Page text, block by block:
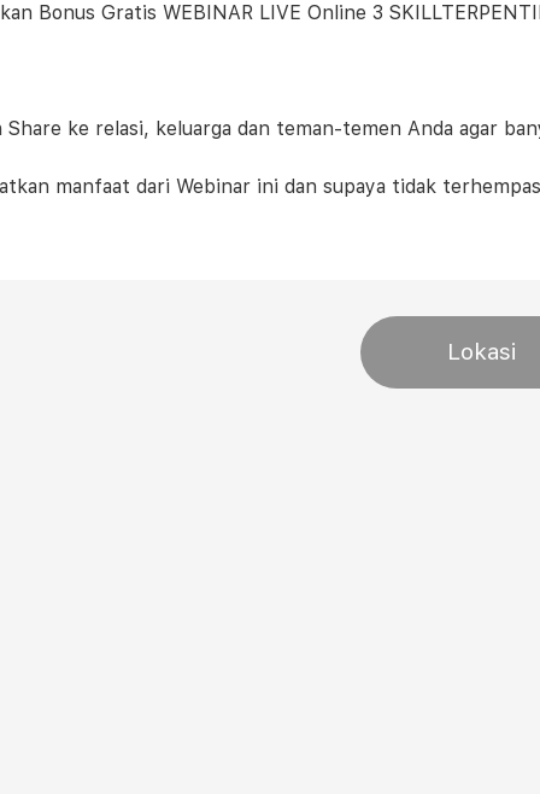
Bonus Gratis WEBINAR LIVE Online 3
Share ke relasi, keluarga dan teman-temen Anda agar
manfaat dari Webinar ini dan supaya tidak
Lokasi